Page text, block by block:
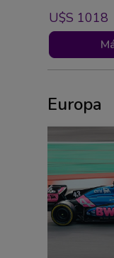
U$s 1018
Europa